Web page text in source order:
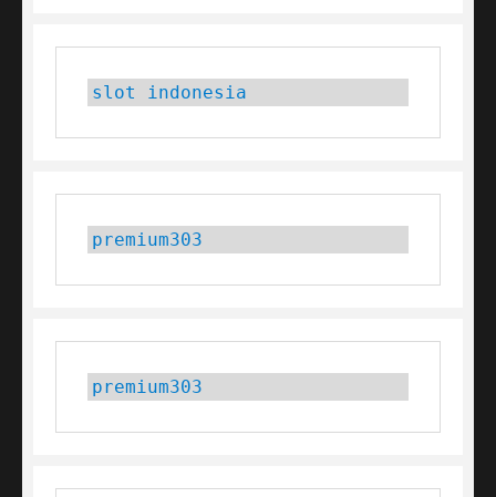
slot indonesia
premium303
premium303